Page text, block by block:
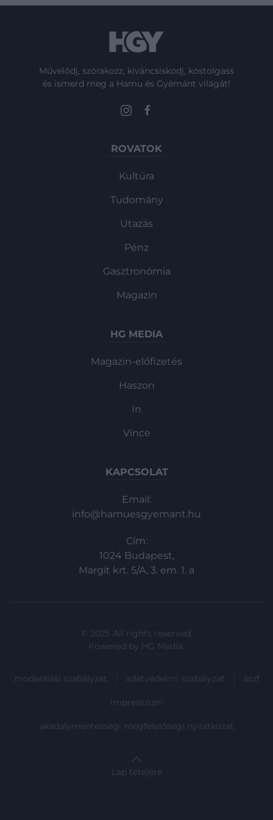
Művelődj, szórakozz, kíváncsiskodj, kóstolgass
és ismerd meg a Hamu és Gyémánt világát!
ROVATOK
Kultúra
Tudomány
Utazás
Pénz
Gasztronómia
Magazin
HG MEDIA
Magazin-előfizetés
Haszon
In
Vince
KAPCSOLAT
Email:
info@hamuesgyemant.hu
Cím:
1024 Budapest,
Margit krt. 5/A, 3. em. 1. a
© 2025 All rights reserved.
Powered by HG Media.
moderálási szabályzat adatvédelmi szabályzat ászf
impresszum
akadálymentességi megfelelőségi nyilatkozat
Lap tetejére